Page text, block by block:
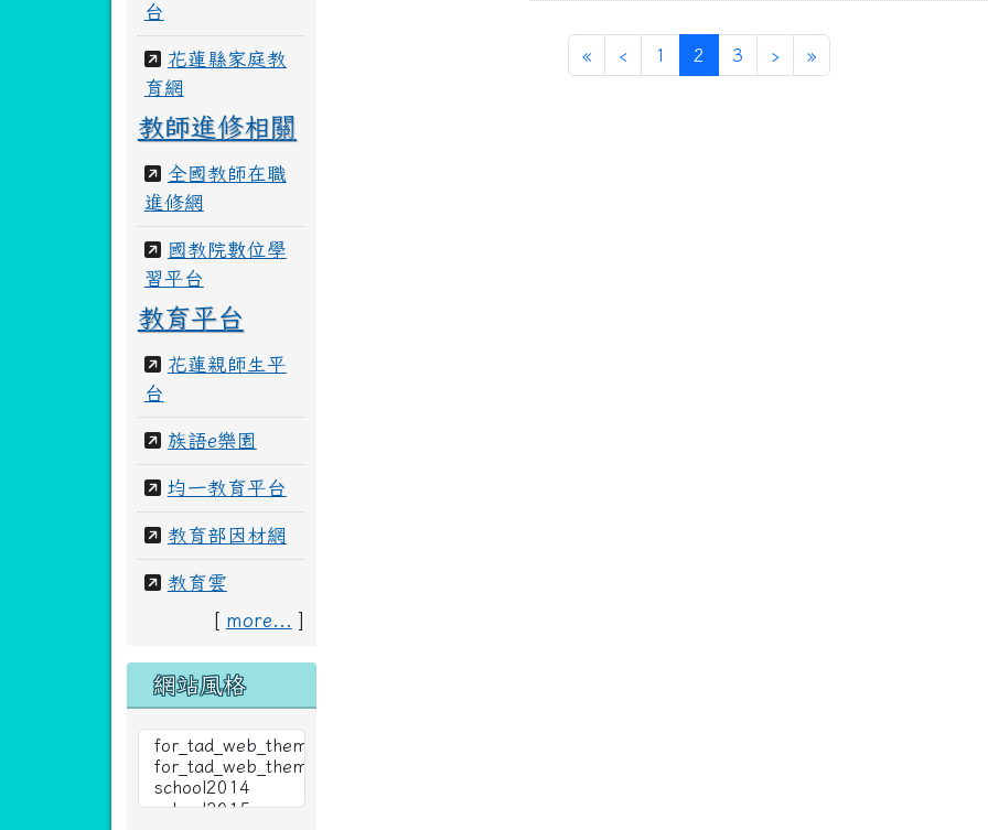
台
花蓮縣家庭教
育網
教師進修相關
全國教師在職
進修網
國教院數位學
習平台
教育平台
花蓮親師生平
台
族語e樂園
均一教育平台
教育部因材網
教育雲
[ more...
網站風格
«第一頁
‹上一頁
1 2 (目前頁次)
3 ›下一頁
»最後頁